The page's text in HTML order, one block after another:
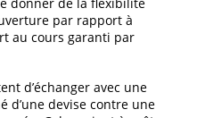
par rapport à
au cours garanti par
d’échanger avec une
d’une devise contre une